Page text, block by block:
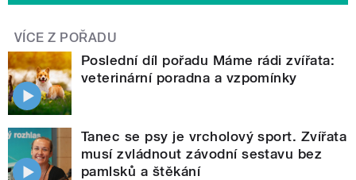
VÍCE Z POŘADU
Poslední díl pořadu Máme rádi zvířata:
veterinární poradna a vzpomínky
Tanec se psy je vrcholový sport. Zvířata
musí zvládnout závodní sestavu bez
pamlsků a štěkání